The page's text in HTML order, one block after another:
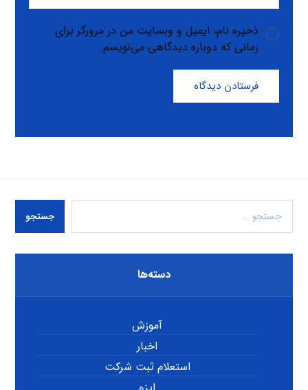
ذخیره نام، ایمیل و وبسایت من در مرورگر برای
زمانی که دوباره دیدگاهی می‌نویسم.
فرستادن دیدگاه
جستجو
دسته‌ها
آموزش
اخبار
استعلام ثبت شرکت